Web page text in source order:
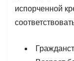
испорченной